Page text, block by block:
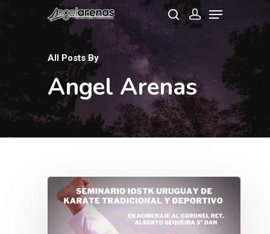
Hit enter to search or ESC to close
All Posts By
Angel Arenas